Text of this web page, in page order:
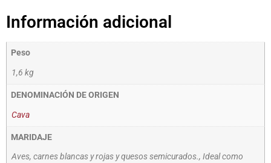
Información adicional
Peso
1,6 kg
DENOMINACIÓN DE ORIGEN
Cava
MARIDAJE
Aves, carnes blancas y rojas y quesos semicurados., Ideal como